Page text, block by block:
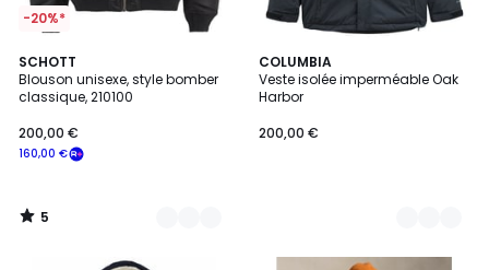
-20%*
SCHOTT
Blouson unisexe, style bomber
classique, 210100
160,00 €
200,00 €
5
/
5
3
Couleurs
5
/
COLUMBIA
Veste isolée imperméable Oak
Harbor
200,00 €
2
Couleurs